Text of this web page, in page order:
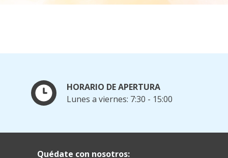
HORARIO DE APERTURA
Lunes a viernes: 7:30 - 15:00
Quédate con nosotros: